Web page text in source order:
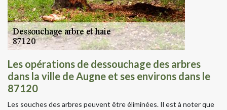
Les opérations de dessouchage des arbres
dans la ville de Augne et ses environs dans le
87120
Les souches des arbres peuvent être éliminées. Il est à noter que